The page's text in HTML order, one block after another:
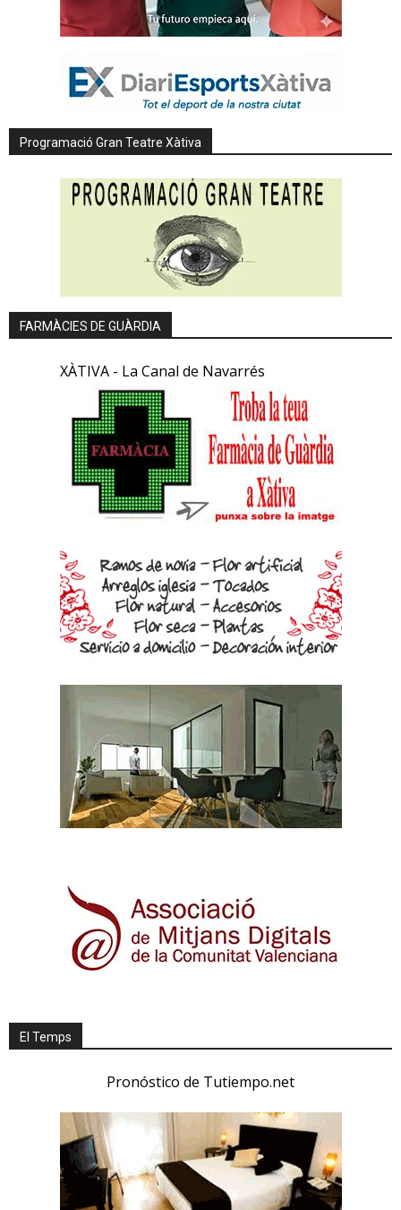
Programació Gran Teatre Xàtiva
FARMÀCIES DE GUÀRDIA
XÀTIVA - La Canal de Navarrés
El Temps
Pronóstico de Tutiempo.net